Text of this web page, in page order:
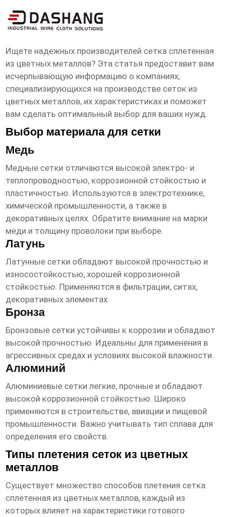
сетка сплетенная из цветных
металлов Производители
Ищете надежных производителей сетка сплетенная
из цветных металлов? Эта статья предоставит вам
исчерпывающую информацию о компаниях,
специализирующихся на производстве сеток из
цветных металлов, их характеристиках и поможет
вам сделать оптимальный выбор для ваших нужд.
Выбор материала для сетки
Медь
Медные сетки отличаются высокой электро- и
теплопроводностью, коррозионной стойкостью и
пластичностью. Используются в электротехнике,
химической промышленности, а также в
декоративных целях. Обратите внимание на марки
меди и толщину проволоки при выборе.
Латунь
Латунные сетки обладают высокой прочностью и
износостойкостью, хорошей коррозионной
стойкостью. Применяются в фильтрации, ситах,
декоративных элементах.
Бронза
Бронзовые сетки устойчивы к коррозии и обладают
высокой прочностью. Идеальны для применения в
агрессивных средах и условиях высокой влажности.
Алюминий
Алюминиевые сетки легкие, прочные и обладают
высокой коррозионной стойкостью. Широко
применяются в строительстве, авиации и пищевой
промышленности. Важно учитывать тип сплава для
определения его свойств.
Типы плетения сеток из цветных
металлов
Существует множество способов плетения сетка
сплетенная из цветных металлов, каждый из
которых влияет на характеристики готового